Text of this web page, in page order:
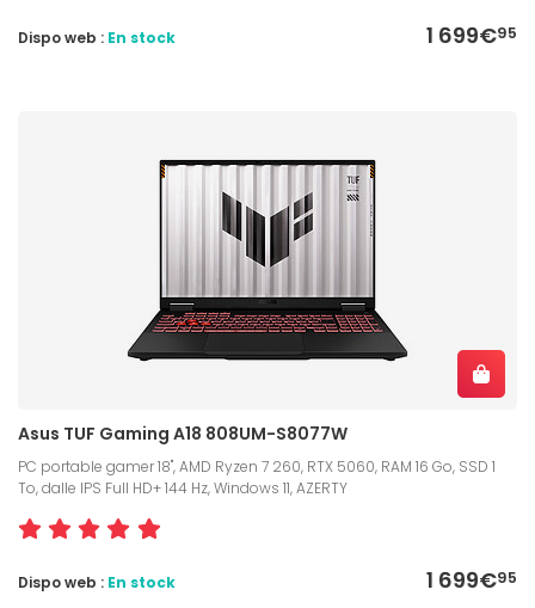
1 699€95
Dispo web : En stock
Asus TUF Gaming A18 808UM-S8077W
PC portable gamer 18", AMD Ryzen 7 260, RTX 5060, RAM 16 Go, SSD 1
To, dalle IPS Full HD+ 144 Hz, Windows 11, AZERTY
1 699€95
Dispo web : En stock